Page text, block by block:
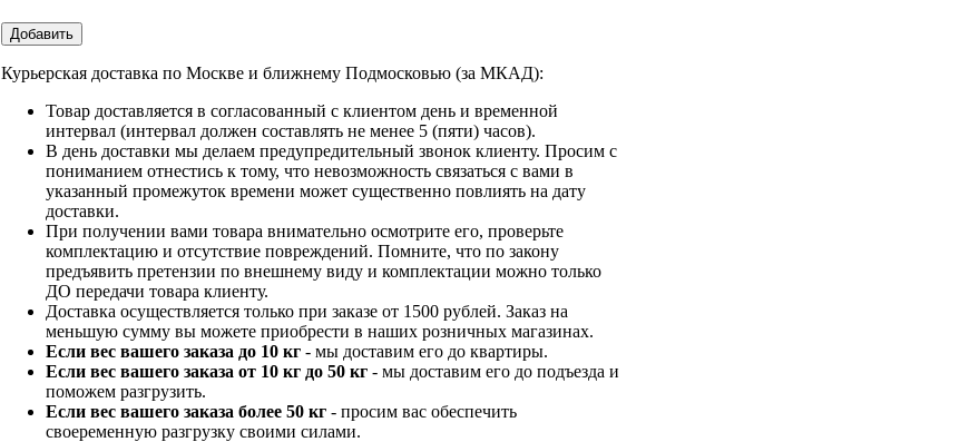
Добавить
Курьерская доставка по Москве и ближнему Подмосковью (за МКАД):
Товар доставляется в согласованный с клиентом день и временной
интервал (интервал должен составлять не менее 5 (пяти) часов).
В день доставки мы делаем предупредительный звонок клиенту. Просим с
пониманием отнестись к тому, что невозможность связаться с вами в
указанный промежуток времени может существенно повлиять на дату
доставки.
При получении вами товара внимательно осмотрите его, проверьте
комплектацию и отсутствие повреждений. Помните, что по закону
предъявить претензии по внешнему виду и комплектации можно только
ДО передачи товара клиенту.
Доставка осуществляется только при заказе от 1500 рублей. Заказ на
меньшую сумму вы можете приобрести в наших розничных магазинах.
Если вес вашего заказа до 10 кг - мы доставим его до квартиры.
Если вес вашего заказа от 10 кг до 50 кг - мы доставим его до подъезда и
поможем разгрузить.
Если вес вашего заказа более 50 кг - просим вас обеспечить
своеременную разгрузку своими силами.